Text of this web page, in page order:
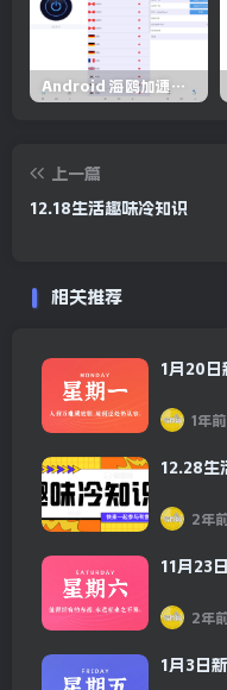
Android 海鸥加速器v6.6.3(解锁会员)
上一篇
12.18生活趣味冷知识
相关推荐
1月20
1年前
12.28生
2年
11月23
2年
1月3日